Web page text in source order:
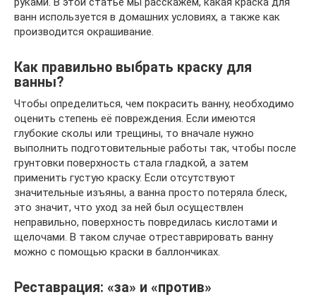
ванн используется в домашних условиях, а также как
производится окрашивание.
Как правильно выбрать краску для
ванны?
Чтобы определиться, чем покрасить ванну, необходимо
оценить степень её повреждения. Если имеются
глубокие сколы или трещины, то вначале нужно
выполнить подготовительные работы так, чтобы после
грунтовки поверхность стала гладкой, а затем
применить густую краску. Если отсутствуют
значительные изъяны, а ванна просто потеряла блеск,
это значит, что уход за ней был осуществлен
неправильно, поверхность повредилась кислотами и
щелочами. В таком случае отреставрировать ванну
можно с помощью краски в баллончиках.
Реставрация: «за» и «против»